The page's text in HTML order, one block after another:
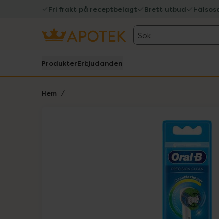
Fri frakt på receptbelagt Brett utbud
Sök
ProdukterErbjudanden
Hem
Lista: . Innehåller 1 objekt.